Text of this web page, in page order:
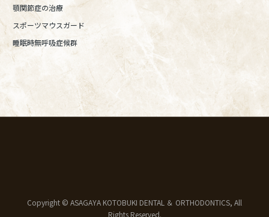
顎関節症の治療
スポーツマウスガード
睡眠時無呼吸症候群
Copyright © ASAGAYA KOTOBUKI DENTAL ＆ ORTHODONTICS, All
Rights Reserved.